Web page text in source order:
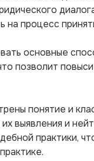
на процесс
основные
позволит
понятие и
выявления и
практики,